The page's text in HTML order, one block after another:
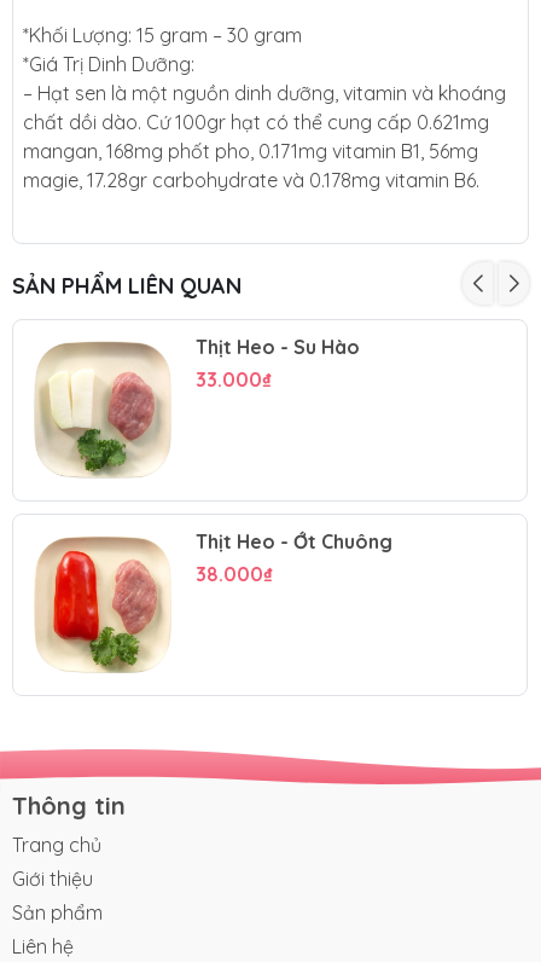
*Khối Lượng: 15 gram – 30 gram
*Giá Trị Dinh Dưỡng:
– Hạt sen là một nguồn dinh dưỡng, vitamin và khoáng
chất dồi dào. Cứ 100gr hạt có thể cung cấp 0.621mg
mangan, 168mg phốt pho, 0.171mg vitamin B1, 56mg
magie, 17.28gr carbohydrate và 0.178mg vitamin B6.
SẢN PHẨM LIÊN QUAN
Thịt Heo - Su Hào
33.000₫
Thịt Heo - Ớt Chuông
38.000₫
Thông tin
Trang chủ
Giới thiệu
Sản phẩm
Liên hệ